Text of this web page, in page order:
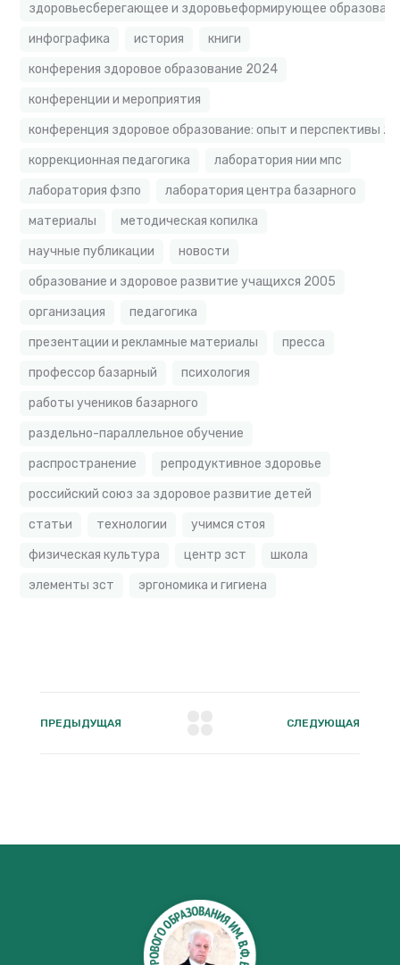
здоровьесберегающее и здоровьеформирующее
инфографика
история
книги
конферения здоровое образование 2024
конференции и мероприятия
конференция здоровое образование: опыт и перспективы
коррекционная педагогика
лаборатория нии мпс
лаборатория фзпо
лаборатория центра базарного
материалы
методическая копилка
научные публикации
новости
образование и здоровое развитие учащихся 2005
организация
педагогика
презентации и рекламные материалы
пресса
профессор базарный
психология
работы учеников базарного
раздельно-параллельное обучение
распространение
репродуктивное здоровье
российский союз за здоровое развитие детей
статьи
технологии
учимся стоя
физическая культура
центр зст
школа
элементы зст
эргономика и гигиена
ПРЕДЫДУЩАЯ СЛЕДУЮЩАЯ